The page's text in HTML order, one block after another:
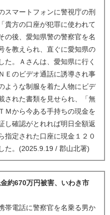
マートフォンに警視庁の刑
貴方の口座が犯罪に使われて
の後、愛知県警の警察官を名
を教えられ、直ぐに愛知県の
た。Ａさんは、愛知県に行く
Ｅのビデオ通話に誘導され事
ような制服を着た人物にビデ
された書類を見せられ、「無
Ｍから今ある手持ちの現金を
し確認がとれれば明日全額返
指定された口座に現金１２０
た。(2025.9.19 / 郡山北署)
約670万円被害、いわき市
帯電話に警察官を名乗る男か